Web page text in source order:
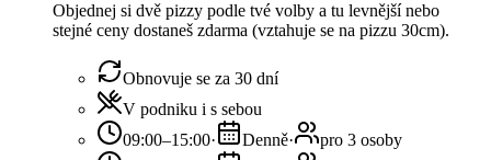
Objednej si dvě pizzy podle tvé volby a tu levnější nebo
stejné ceny dostaneš zdarma (vztahuje se na pizzu 30cm).
Obnovuje se za 30 dní
V podniku i s sebou
09:00–15:00· Denně·
pro 3 osoby